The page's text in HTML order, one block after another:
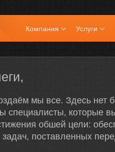
Компания Услуги
мы все. Здесь нет
специалисты, которые
обшей цели:
поставленных